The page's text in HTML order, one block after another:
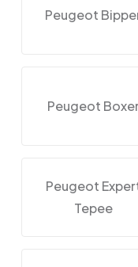
Peugeot
Peugeot
Peugeot
Tepee